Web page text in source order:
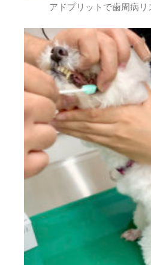
アドプリットで歯周病